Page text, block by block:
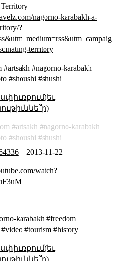
nagorno-karabakh-a-
?
territory
#artsakh #nagorno-karabakh
#shoushi #shushi
artsakh
nagorno-karabakh
shoushi
shushi
– 2013-11-22
watch?
karabakh #freedom
#video #tourism #history